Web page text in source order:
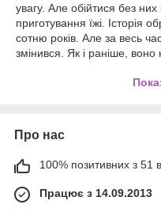
увагу. Але обійтися без
приготування їжі. Історія
сотню років. Але за весь
змінився. Як і раніше, воно
дошки як підставки під
японської та італійської кухні.
ножі.
Про нас
100% позитивних з 51
Працює з 14.09.2013